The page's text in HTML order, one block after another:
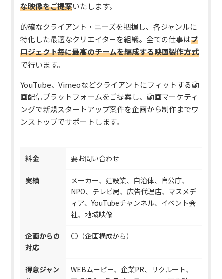
な映像をご提案いたします。
的確なクライアント・ニーズを把握し、各ジャンルに
特化した最適なクリエイターを組織。全ての仕事はプ
ロジェクト毎に最高のチームを編成する映画製作方式
で行います。
YouTube、Vimeoなどクライアントにフィットする動
画配信プラットフォームをご提案し、動画マーケティ
ングで新規スタートアップ案件を企画から制作までワ
ンストップでサポートします。
料金 要お問い合わせ
実績
メーカー、建設業、自治体、官公庁、
NPO、テレビ局、広告代理店、マスメデ
ィア、YouTubeチャンネル、イベント会
社、地域映像
企画からの
対応
〇（企画構成から）
得意ジャン
WEBムービー、企業PR、リクルート、